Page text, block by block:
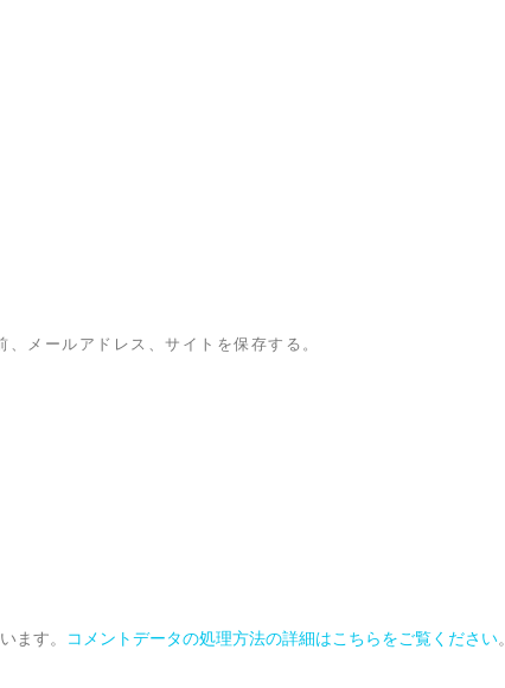
メールアドレス、サイトを保存する。
ます。 コメントデータの処理方法の詳細はこちらをご覧ください。